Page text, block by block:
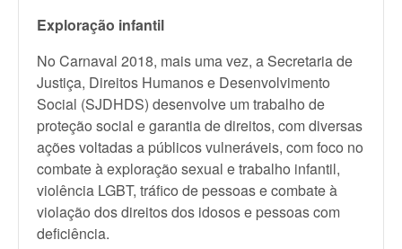
Exploração infantil
No Carnaval 2018, mais uma vez, a Secretaria de
Justiça, Direitos Humanos e Desenvolvimento
Social (SJDHDS) desenvolve um trabalho de
proteção social e garantia de direitos, com diversas
ações voltadas a públicos vulneráveis, com foco no
combate à exploração sexual e trabalho infantil,
violência LGBT, tráfico de pessoas e combate à
violação dos direitos dos idosos e pessoas com
deficiência.